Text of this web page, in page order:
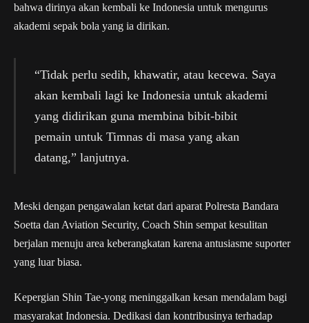
bahwa dirinya akan kembali ke Indonesia untuk mengurus
akademi sepak bola yang ia dirikan.
“Tidak perlu sedih, khawatir, atau kecewa. Saya
akan kembali lagi ke Indonesia untuk akademi
yang didirikan guna membina bibit-bibit
pemain untuk Timnas di masa yang akan
datang,” lanjutnya.
Meski dengan pengawalan ketat dari aparat Polresta Bandara
Soetta dan Aviation Security, Coach Shin sempat kesulitan
berjalan menuju area keberangkatan karena antusiasme suporter
yang luar biasa.
Kepergian Shin Tae-yong meninggalkan kesan mendalam bagi
masyarakat Indonesia. Dedikasi dan kontribusinya terhadap